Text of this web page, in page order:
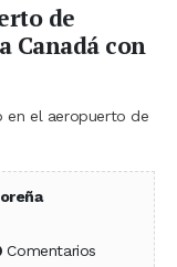
de
Canadá con
en el aeropuerto de
Facebook
en X (Twitter)
en WhatsApp
Comentarios